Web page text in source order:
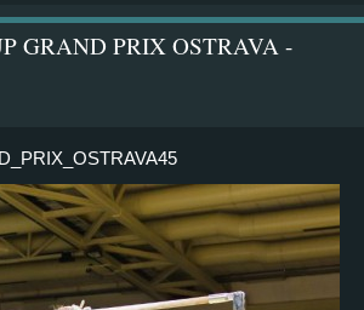
GRAND PRIX OSTRAVA -